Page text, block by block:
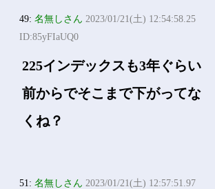
49:名無しさん 2023/01/21(土) 12:54:58.25
ID:85yFIaUQ0
225インデックスも3年ぐらい
前からでそこまで下がってな
くね？
51:名無しさん 2023/01/21(土) 12:57:51.97